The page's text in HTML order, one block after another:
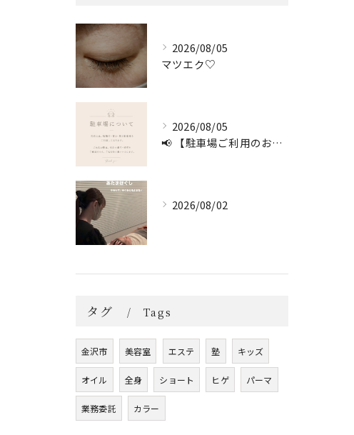
2026/08/05
マツエク♡
2026/08/05
📢 【駐車場ご利用のお願い】 🚗
2026/08/02
タグ Tags
金沢市 美容室 エステ 塾 キッズ
オイル 全身 ショート ヒゲ パーマ
業務委託 カラー